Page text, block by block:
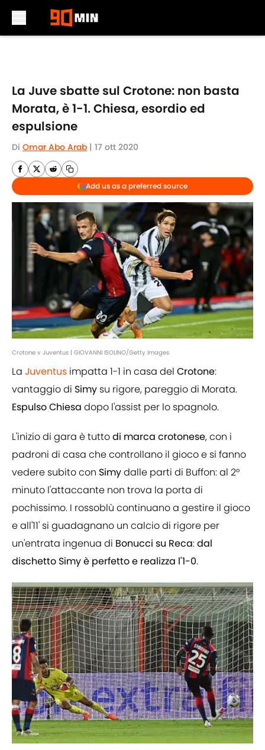
La Juve sbatte sul Crotone: non basta
Morata, è 1-1. Chiesa, esordio ed
espulsione
Di Omar Abo Arab | 17 ott 2020
Add us as a preferred source
Crotone v Juventus | GIOVANNI ISOLINO/Getty Images
La Juventus impatta 1-1 in casa del Crotone:
vantaggio di Simy su rigore, pareggio di Morata.
EspulsoChiesa dopo l'assist per lo spagnolo.
L'inizio di gara è tuttodi marca crotonese, con i
padroni di casa che controllano il gioco e si fanno
vedere subito con Simydalle parti di Buffon: al 2°
minuto l'attaccante non trova la porta di
pochissimo. I rossoblù continuano a gestire il gioco
e all'11' si guadagnano un calcio di rigore per
un'entrata ingenua di Bonucci su Reca:dal
dischetto Simy è perfetto e realizza l'1-0.